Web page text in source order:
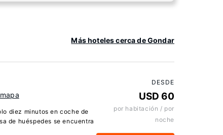
Más hoteles cerca de Gondar
diez minutos en coche de
de huéspedes se encuentra
DESDE
USD 60
por habitación / por
noche